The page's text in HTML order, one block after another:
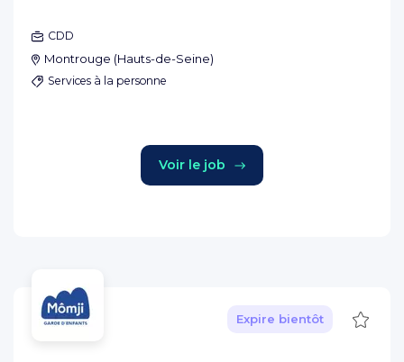
CDD
Montrouge (Hauts-de-Seine)
Services à la personne
Voir le job
Expire bientôt